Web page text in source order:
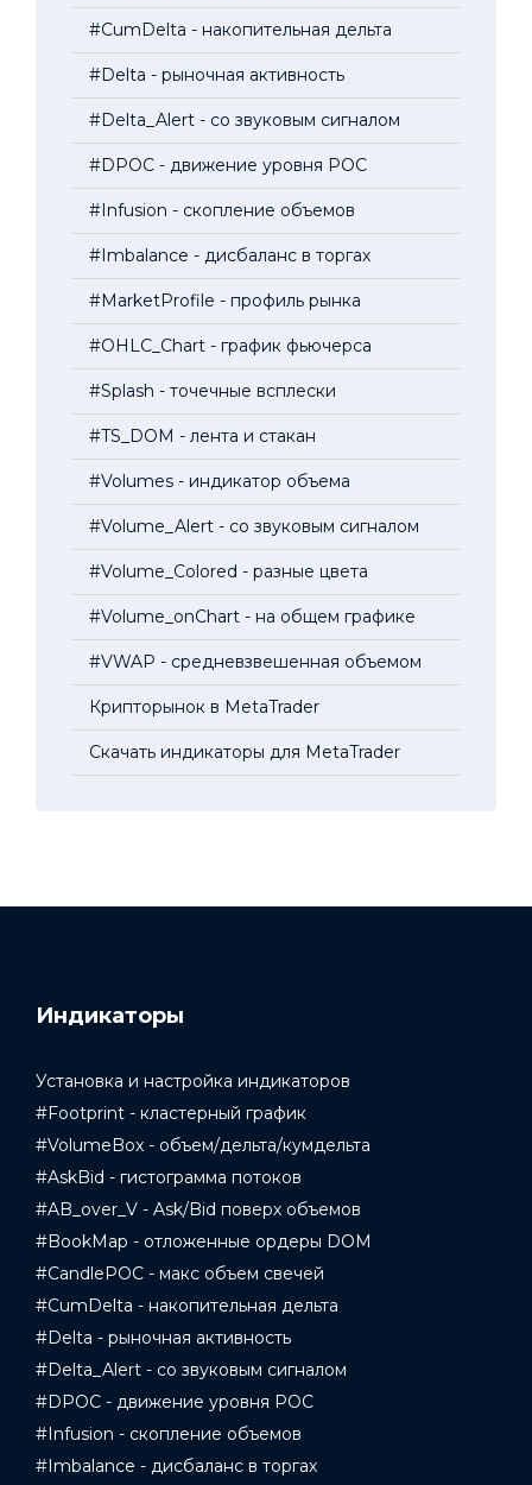
#CumDelta - накопительная дельта
#Delta - рыночная активность
#Delta_Alert - со звуковым сигналом
#DPOC - движение уровня POC
#Infusion - скопление объемов
#Imbalance - дисбаланс в торгах
#MarketProfile - профиль рынка
#OHLC_Chart - график фьючерса
#Splash - точечные всплески
#TS_DOM - лента и стакан
#Volumes - индикатор объема
#Volume_Alert - со звуковым сигналом
#Volume_Colored - разные цвета
#Volume_onChart - на общем графике
#VWAP - средневзвешенная объемом
Крипторынок в MetaTrader
Скачать индикаторы для MetaTrader
Индикаторы
Установка и настройка индикаторов
#Footprint - кластерный график
#VolumeBox - объем/дельта/кумдельта
#AskBid - гистограмма потоков
#AB_over_V - Ask/Bid поверх объемов
#BookMap - отложенные ордеры DOM
#CandlePOC - макс объем свечей
#CumDelta - накопительная дельта
#Delta - рыночная активность
#Delta_Alert - со звуковым сигналом
#DPOC - движение уровня POC
#Infusion - скопление объемов
#Imbalance - дисбаланс в торгах